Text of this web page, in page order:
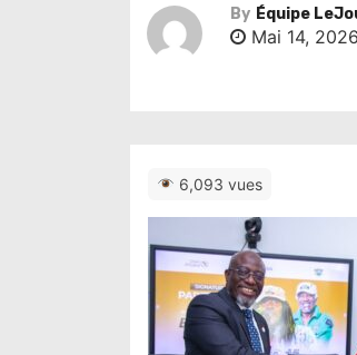
By Équipe
Mai 14, 2026
6,093 vues